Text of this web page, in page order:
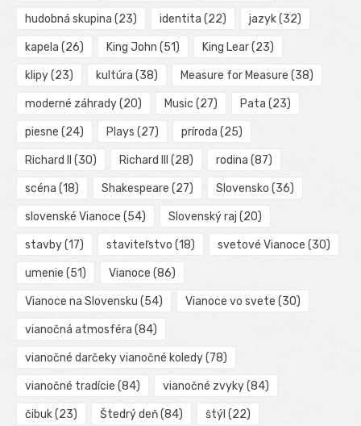
hudobná skupina (23) identita (22) jazyk(32)
kapela (26) King John (51) King Lear(23)
klipy(23) kultúra (38) Measure for Measure (38)
moderné záhrady(20) Music (27) Pata (23)
piesne (24) Plays (27) príroda (25)
Richard II (30) Richard III (28) rodina (87)
scéna (18) Shakespeare (27) Slovensko (36)
slovenské Vianoce (54) Slovenský raj (20)
stavby(17) staviteľstvo (18) svetové Vianoce (30)
umenie (51) Vianoce (86)
Vianoce na Slovensku (54) Vianoce vo svete (30)
vianočná atmosféra (84)
vianočné darčeky vianočné koledy(78)
vianočné tradície (84) vianočné zvyky(84)
čibuk(23) Štedrý deň(84) štýl (22)